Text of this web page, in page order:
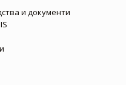
и документи